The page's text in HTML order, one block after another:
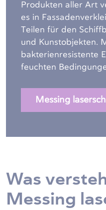
Produkten aller Art
es in
Teilen für den
und Kunstobjekten.
bakterienresistente
feuchten
Messing
Was
Messing